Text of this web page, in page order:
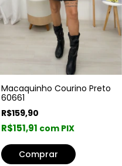
Macaquinho Courino Preto
60661
R$159,90
R$151,91 com PIX
Comprar